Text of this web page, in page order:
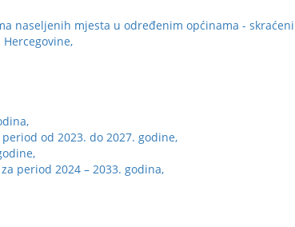
naseljenih mjesta u određenim općinama -
od 2023. do 2027. godine,
period 2024 – 2033. godina,